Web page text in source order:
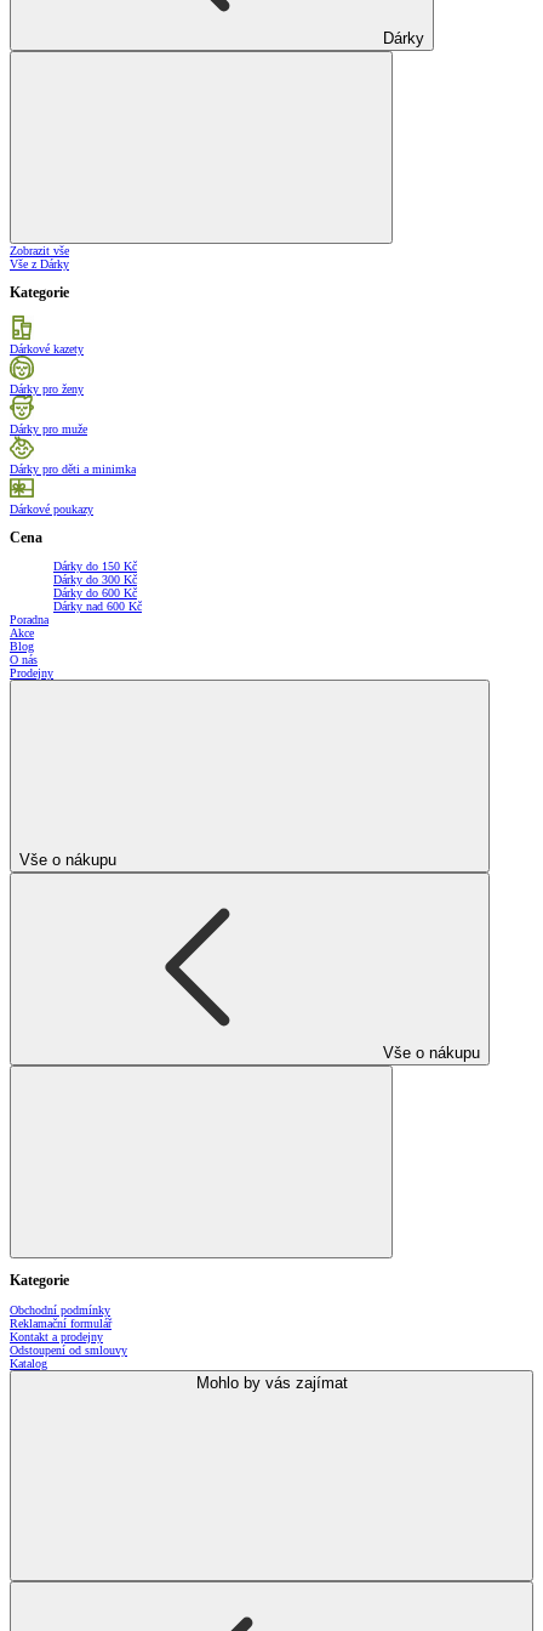
Dárky
Zobrazit vše
Vše z Dárky
Kategorie
Dárkové kazety
Dárky pro ženy
Dárky pro muže
Dárky pro děti a minimka
Dárkové poukazy
Cena
Dárky do 150 Kč
Dárky do 300 Kč
Dárky do 600 Kč
Dárky nad 600 Kč
Poradna
Akce
Blog
O nás
Prodejny
Vše o nákupu
Vše o nákupu
Kategorie
Obchodní podmínky
Reklamační formulář
Kontakt a prodejny
Odstoupení od smlouvy
Katalog
Mohlo by vás zajímat